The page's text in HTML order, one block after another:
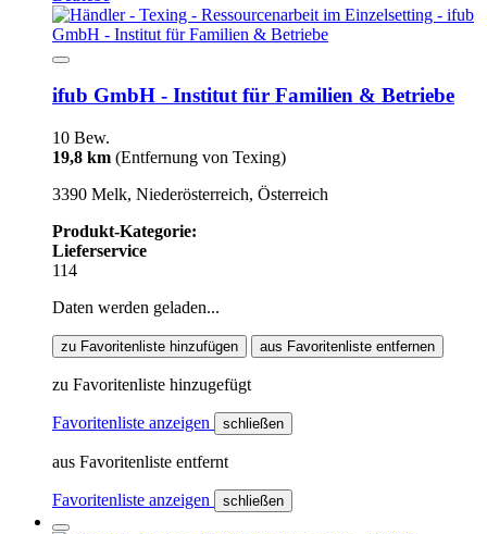
ifub GmbH - Institut für Familien & Betriebe
10 Bew.
19,8 km (Entfernung von Texing)
3390 Melk, Niederösterreich, Österreich
Produkt-Kategorie:
Lieferservice
114
Daten werden geladen...
zu Favoritenliste hinzufügen aus Favoritenliste entfernen
zu Favoritenliste hinzugefügt
Favoritenliste anzeigen schließen
aus Favoritenliste entfernt
Favoritenliste anzeigen schließen